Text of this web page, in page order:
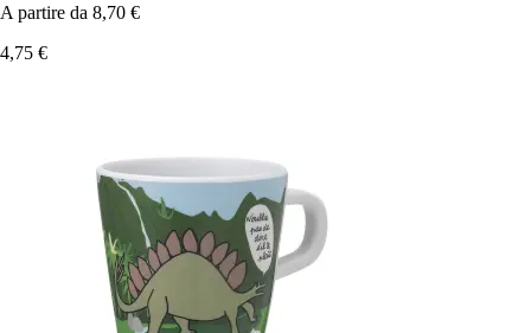
A partire da 8,70 €
4,75 €